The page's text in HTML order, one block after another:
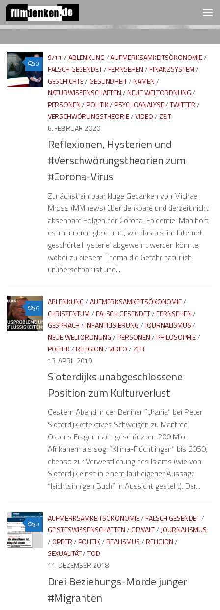
Zum Inhalt springenFOLGEN:
0
9/11 /ABLENKUNG/AUFMERKSAMKEITSÖKONOMIE/
FALSCH GESENDET/FERNSEHEN/FINANZSYSTEM/
GESCHICHTE/GESUNDHEIT/NAMEN/
NATURWISSENSCHAFTEN/NEUE WELTORDNUNG/
PERSONEN/POLITIK/PSYCHOANALYSE/TWITTER/
VERSCHWÖRUNGSTHEORIE/VIDEO/ZEIT
6. FEBRUAR 2020
Reflexionen, Hysterien und
#Verschwörungstheorien zum
#Corona-Virus
Zunächst ein paar kluge Gedanken von Michael
Mross (MMnews) über denkbare und derzeit nicht
absehbare Folgen der Corona-Epidemie. Man hört
es im Inneren gleich mit, wie das als ‘im Internet
geschürte Hysterie’ abgewehrt werden könnte;
wobei zu diesem Thema die Gefahr natürlich
unübersehbar ist und...
6
ABLENKUNG/AUFMERKSAMKEITSÖKONOMIE/
CHRISTENTUM/FALSCH GESENDET/FERNSEHEN/
GESPRÄCH/INFANTILISIERUNG/ JOURNALISMUS/
NEUE WELTORDNUNG/PERSONEN/PHILOSOPHIE/
POLITIK/RELIGION/VIDEO/ZEIT
13. APRIL 2019
Sloterdijks unabgeschlossene
Position zum Kulturverlust
Gestern Abend in der Berliner “Urania” bei Peter
Sloterdijk effektives Schweigen zu Manfred
Ostens Fragen nach geschätzten 200 Mio.
Afrikanern als sog. “Klima-Flüchtlingen” bis 2050,
ebenso zur Verwestlichung des Islams (wie von
Sloterdijk einst in einem laut eigener Aussage
“leichtsinnigen Buch” in Aussicht gestellt). Der...
0
AUFMERKSAMKEITSÖKONOMIE/FALSCH GESENDET/
GEISTESWISSENSCHAFTEN/GEWALT/JOURNALISMUS
/OPFER/POLITIK/REALISMUS/RELIGION/
SEXUALITÄT/TOD
11. DEZEMBER 2018
Drei Beziehungs-Morde junger
#Migranten